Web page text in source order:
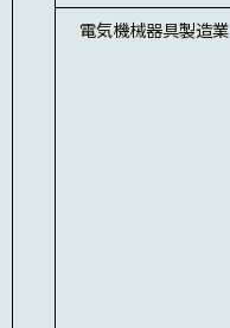
電気機械器具製造業